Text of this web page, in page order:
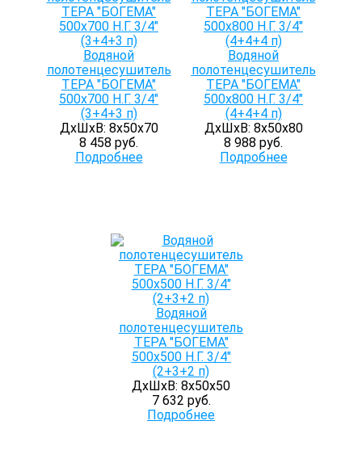
Водяной
полотенцесушитель
ТЕРА "БОГЕМА"
500х700 Н.Г. 3/4"
(3+4+3 п)
ДхШхВ: 8х50х70
8 458 руб.
Подробнее
Водяной
полотенцесушитель
ТЕРА "БОГЕМА"
500х800 Н.Г. 3/4"
(4+4+4 п)
ДхШхВ: 8х50х80
8 988 руб.
Подробнее
Водяной
полотенцесушитель
ТЕРА "БОГЕМА"
500х500 Н.Г. 3/4"
(2+3+2 п)
ДхШхВ: 8х50х50
7 632 руб.
Подробнее